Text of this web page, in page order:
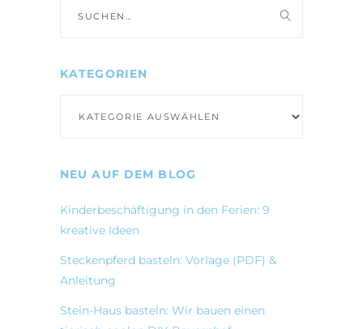
nach:
KATEGORIEN
NEU AUF DEM BLOG
Kinderbeschäftigung in den Ferien: 9
kreative Ideen
Steckenpferd basteln: Vorlage (PDF) &
Anleitung
Stein-Haus basteln: Wir bauen einen